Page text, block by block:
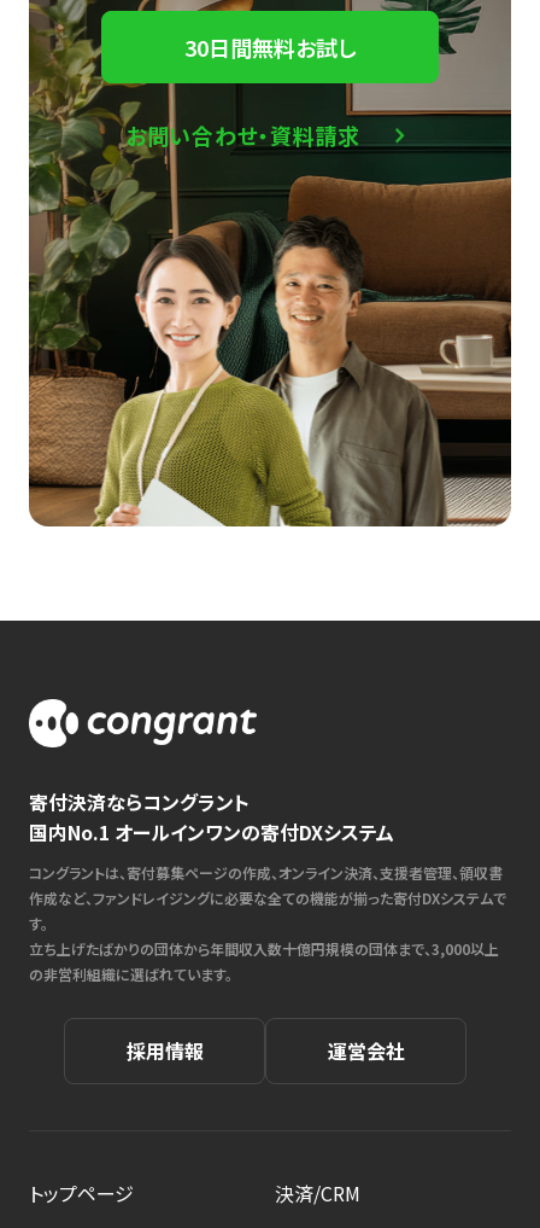
30日間無料お試し
お問い合わせ・資料請求
寄付決済ならコングラント
国内No.1 オールインワンの寄付DXシステム
コングラントは、寄付募集ページの作成、オンライン決済、支援者管理、領収書
作成など、ファンドレイジングに必要な全ての機能が揃った寄付DXシステムで
す。
立ち上げたばかりの団体から年間収入数十億円規模の団体まで、3,000以上
の非営利組織に選ばれています。
採用情報 運営会社
トップページ
決済/CRM